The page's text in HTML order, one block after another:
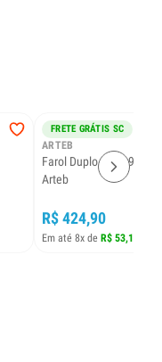
FRETE GRÁTIS SC
ARTEB
Farol Duplo Palio 96 97
Arteb
R$ 424,90
Em até 8x de R$ 53,11 s/